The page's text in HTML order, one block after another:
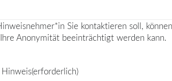
Sie kontaktieren soll,
Anonymität beeinträchtigt werden kann.
(erforderlich)